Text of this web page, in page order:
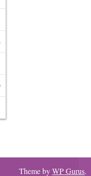
Theme byWP Gurus.